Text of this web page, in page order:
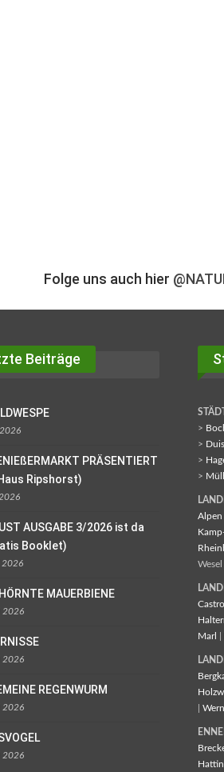
Folge uns auch hier
Beiträge
PRÄSENTIERT
Ripshorst)
AUSGABE 3/2026 ist da
Booklet)
2026
MAUERBIENE
2026
2026
REGENWURM
2026
2026
>
>
>
>
Alpen
Wesel |
Marl